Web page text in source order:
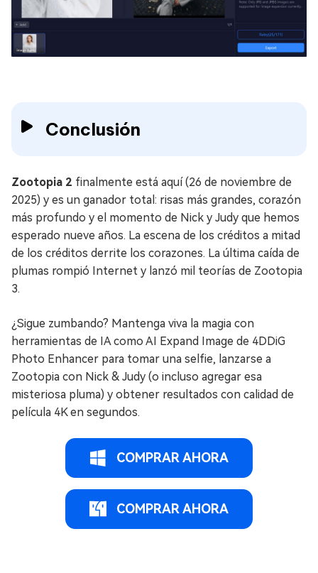
Conclusión
Zootopia 2 finalmente está aquí (26 de noviembre de
2025) y es un ganador total: risas más grandes, corazón
más profundo y el momento de Nick y Judy que hemos
esperado nueve años. La escena de los créditos a mitad
de los créditos derrite los corazones. La última caída de
plumas rompió Internet y lanzó mil teorías de Zootopia
3.
¿Sigue zumbando? Mantenga viva la magia con
herramientas de IA como AI Expand Image de 4DDiG
Photo Enhancer para tomar una selfie, lanzarse a
Zootopia con Nick & Judy (o incluso agregar esa
misteriosa pluma) y obtener resultados con calidad de
película 4K en segundos.
COMPRAR AHORA
COMPRAR AHORA